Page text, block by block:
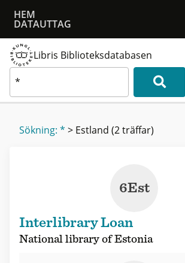
HEM
DATAUTTAG
Libris Biblioteksdatabasen
Sökning: * > Estland (2 träffar)
6Est
Interlibrary Loan
National library of Estonia